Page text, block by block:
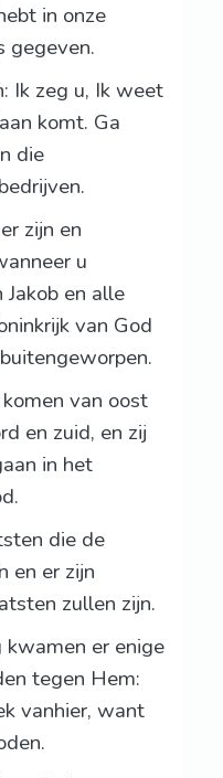
in onze
gegeven.
Ik zeg u, Ik weet
komt. Ga
die
zijn en
u
en alle
van God
van oost
en zuid, en zij
in het
die de
en er zijn
zullen zijn.
er enige
tegen Hem:
vanhier, want